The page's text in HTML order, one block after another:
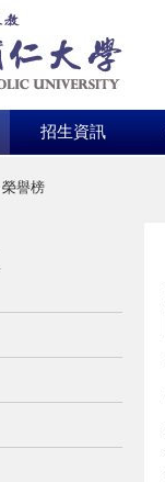
招生資訊
榮譽榜